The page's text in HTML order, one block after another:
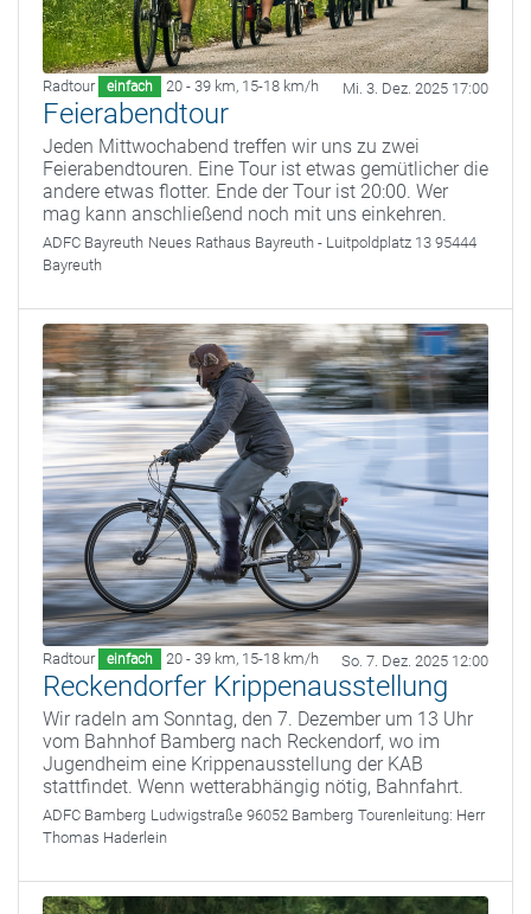
Radtour einfach 20 - 39 km, 15-18 km/h Mi. 3. Dez. 2025 17:00
Feierabendtour
Jeden Mittwochabend treffen wir uns zu zwei
Feierabendtouren. Eine Tour ist etwas gemütlicher die
andere etwas flotter. Ende der Tour ist 20:00. Wer
mag kann anschließend noch mit uns einkehren.
ADFC Bayreuth Neues Rathaus Bayreuth - Luitpoldplatz 13 95444
Bayreuth
Radtour einfach 20 - 39 km, 15-18 km/h So. 7. Dez. 2025 12:00
Reckendorfer Krippenausstellung
Wir radeln am Sonntag, den 7. Dezember um 13 Uhr
vom Bahnhof Bamberg nach Reckendorf, wo im
Jugendheim eine Krippenausstellung der KAB
stattfindet. Wenn wetterabhängig nötig, Bahnfahrt.
ADFC Bamberg Ludwigstraße 96052 Bamberg Tourenleitung: Herr
Thomas Haderlein